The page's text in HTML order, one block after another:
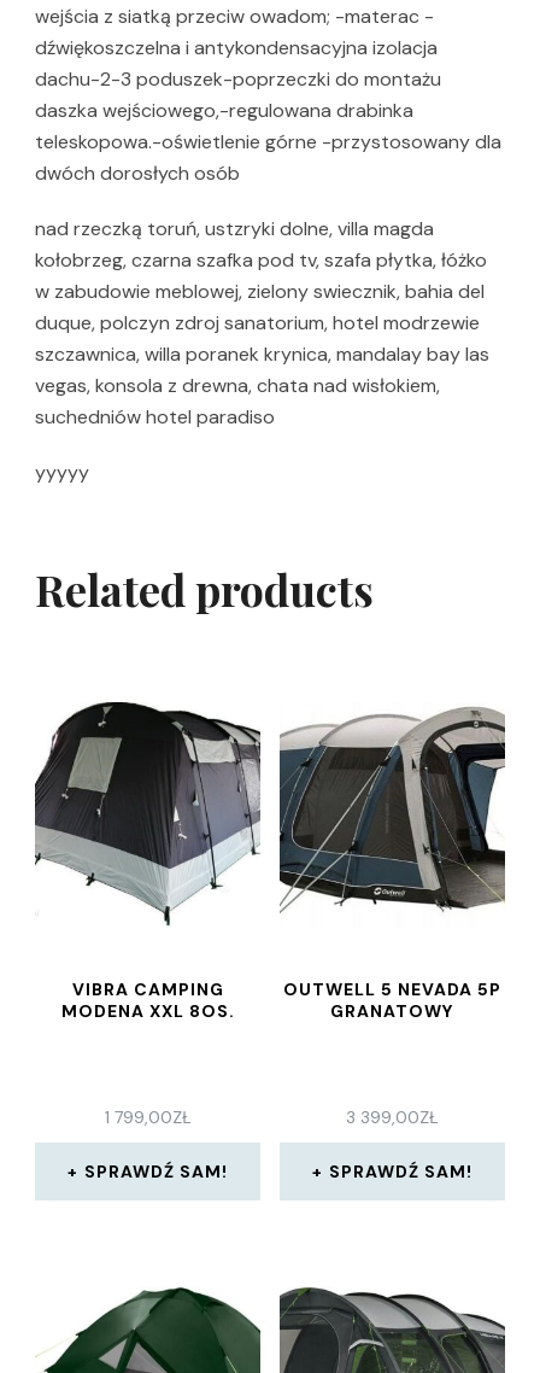
wejścia z siatką przeciw owadom; -materac -
dźwiękoszczelna i antykondensacyjna izolacja
dachu-2-3 poduszek-poprzeczki do montażu
daszka wejściowego,-regulowana drabinka
teleskopowa.-oświetlenie górne -przystosowany dla
dwóch dorosłych osób
nad rzeczką toruń, ustzryki dolne, villa magda
kołobrzeg, czarna szafka pod tv, szafa płytka, łóżko
w zabudowie meblowej, zielony swiecznik, bahia del
duque, polczyn zdroj sanatorium, hotel modrzewie
szczawnica, willa poranek krynica, mandalay bay las
vegas, konsola z drewna, chata nad wisłokiem,
suchedniów hotel paradiso
yyyyy
Related products
VIBRA CAMPING
MODENA XXL 8OS.
1 799,00ZŁ
SPRAWDŹ SAM!
OUTWELL 5 NEVADA 5P
GRANATOWY
3 399,00ZŁ
SPRAWDŹ SAM!